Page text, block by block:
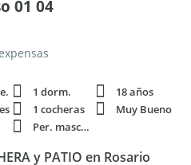
01 04
1 dorm.
18 años
1 cocheras
Muy Bueno
Per. mascota
y PATIO en Rosario